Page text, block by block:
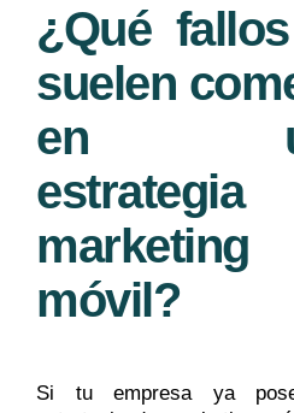
¿Qué
suelen
en
marketing
móvil?
Si tu empresa ya